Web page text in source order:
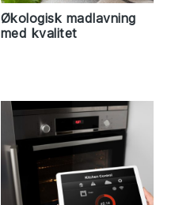
Økologisk madlavning
med kvalitet